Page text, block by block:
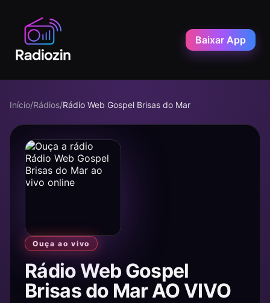
Baixar App
Início/Rádios/Rádio Web Gospel Brisas do Mar
Ouça ao vivo
Rádio Web Gospel
Brisas do Mar AO VIVO